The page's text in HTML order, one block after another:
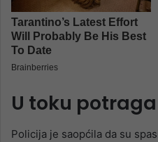
U toku
Policija je saopćila da su